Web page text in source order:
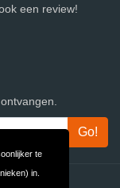
te
in.
een review!